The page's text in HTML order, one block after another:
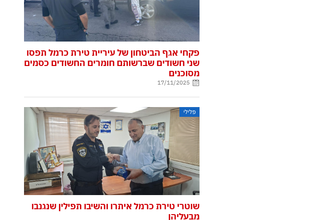
פקחי אגף הביטחון של עיריית טירת כרמל תפסו
שני חשודים שברשותם חומרים החשודים כסמים
מסוכנים
17/11/2025
פלילי
שוטרי טירת כרמל איתרו והשיבו תפילין שנגנבו
מבעליהן